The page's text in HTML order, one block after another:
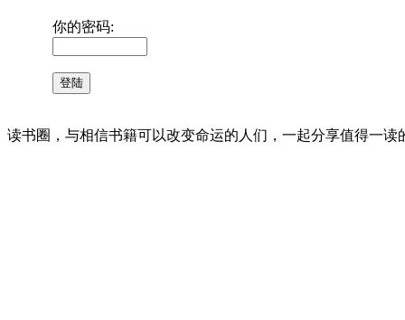
你的密码:
读书圈，与相信书籍可以改变命运的人们，一起分享值得一读